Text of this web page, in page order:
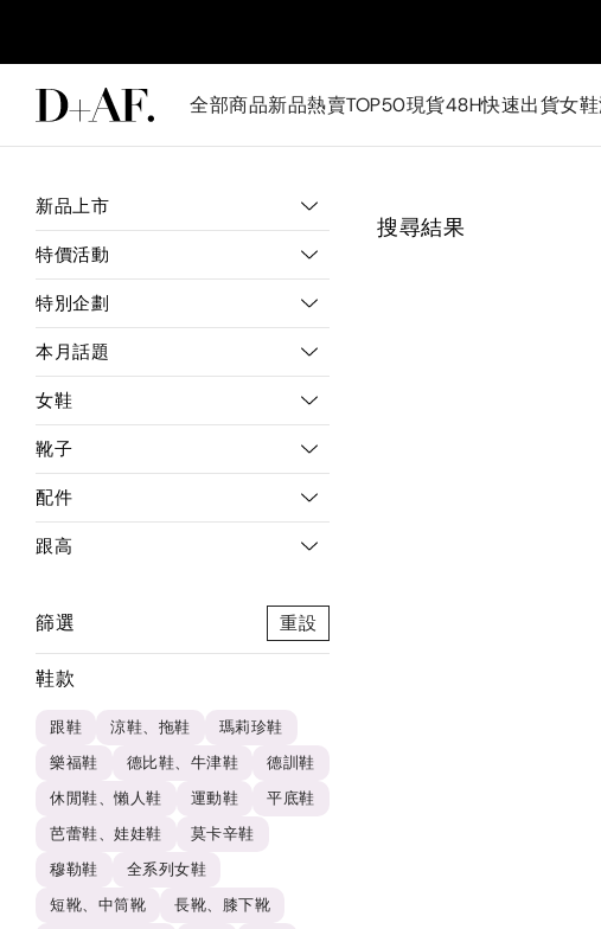
全部商品新品熱賣TOP50現貨48H快速出貨女鞋
新品上市
特價活動
特別企劃
本月話題
女鞋
靴子
配件
跟高
篩選 重設
鞋款
跟鞋 涼鞋、拖鞋
瑪莉珍鞋
樂福鞋
德比鞋、牛津鞋
德訓鞋
休閒鞋、懶人鞋
運動鞋
平底鞋
芭蕾鞋、娃娃鞋
莫卡辛鞋
穆勒鞋
全系列女鞋
短靴、中筒靴
長靴、膝下靴
搜尋結果